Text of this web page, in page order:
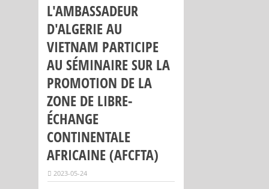
L'AMBASSADEUR
D'ALGERIE AU
VIETNAM PARTICIPE
AU SÉMINAIRE SUR LA
PROMOTION DE LA
ZONE DE LIBRE-
ÉCHANGE
CONTINENTALE
AFRICAINE (AFCFTA)
2023-05-24